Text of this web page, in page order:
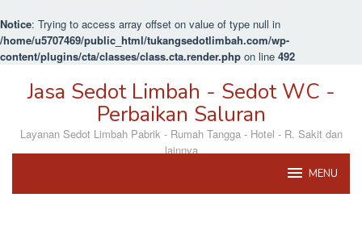
Notice: Trying to access array offset on value of type null in
/home/u5707469/public_html/tukangsedotlimbah.com/wp-
content/plugins/cta/classes/class.cta.render.php on line 492
Jasa Sedot Limbah - Sedot WC -
Perbaikan Saluran
Layanan Sedot Limbah Pabrik - Rumah Tangga - Hotel - R. Sakit dan
lainnya
MENU